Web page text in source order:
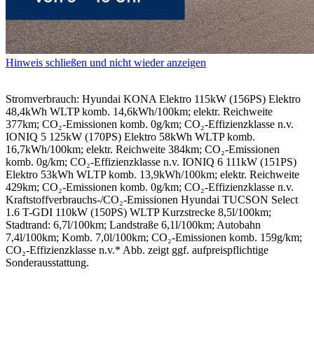
Hinweis schließen und nicht wieder anzeigen
Stromverbrauch: Hyundai KONA Elektro 115kW (156PS) Elektro
48,4kWh WLTP komb. 14,6kWh/100km; elektr. Reichweite
377km; CO₂-Emissionen komb. 0g/km; CO₂-Effizienzklasse n.v.
IONIQ 5 125kW (170PS) Elektro 58kWh WLTP komb.
16,7kWh/100km; elektr. Reichweite 384km; CO₂-Emissionen
komb. 0g/km; CO₂-Effizienzklasse n.v. IONIQ 6 111kW (151PS)
Elektro 53kWh WLTP komb. 13,9kWh/100km; elektr. Reichweite
429km; CO₂-Emissionen komb. 0g/km; CO₂-Effizienzklasse n.v.
Kraftstoffverbrauchs-/CO₂-Emissionen Hyundai TUCSON Select
1.6 T-GDI 110kW (150PS) WLTP Kurzstrecke 8,5l/100km;
Stadtrand: 6,7l/100km; Landstraße 6,1l/100km; Autobahn
7,4l/100km; Komb. 7,0l/100km; CO₂-Emissionen komb. 159g/km;
CO₂-Effizienzklasse n.v.* Abb. zeigt ggf. aufpreispflichtige
Sonderausstattung.